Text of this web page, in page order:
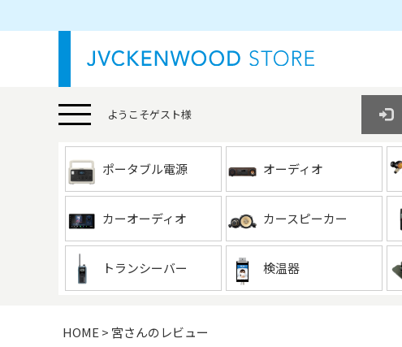
ようこそゲスト様
ポータブル電源 オーディオ
カーオーディオ カースピーカー
トランシーバー 検温器
HOME 宮さんのレビュー